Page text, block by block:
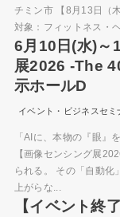
チミン市 【8月13日（
対象：フィットネス・
6月10日(水)～
展2026 -The
示ホールD
イベント・ビジネスセミ
「AIに、本物の『眼』
【画像センシング展
られる。 その「自動化
上がらな...
【イベント終